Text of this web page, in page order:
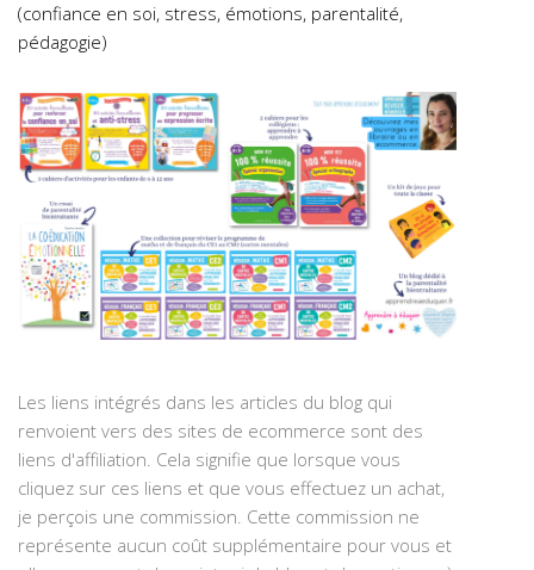
(confiance en soi, stress, émotions, parentalité,
pédagogie)
Les liens intégrés dans les articles du blog qui
renvoient vers des sites de ecommerce sont des
liens d'affiliation. Cela signifie que lorsque vous
cliquez sur ces liens et que vous effectuez un achat,
je perçois une commission. Cette commission ne
représente aucun coût supplémentaire pour vous et